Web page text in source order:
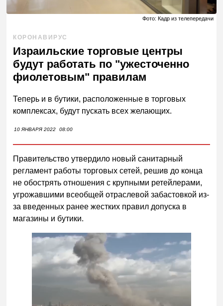
Фото: Кадр из телепередачи
КОРОНАВИРУС
Израильские торговые центры
будут работать по "ужесточенно
фиолетовым" правилам
Теперь и в бутики, расположенные в торговых
комплексах, будут пускать всех желающих.
10 ЯНВАРЯ 2022 08:00
Правительство утвердило новый санитарный
регламент работы торговых сетей, решив до конца
не обострять отношения с крупными ретейлерами,
угрожавшими всеобщей отраслевой забастовкой из-
за введенных ранее жестких правил допуска в
магазины и бутики.